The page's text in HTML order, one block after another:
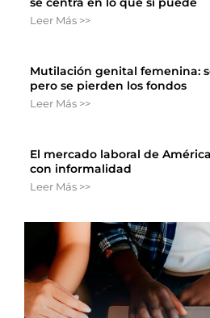
Leer Más >>
Mutilación genital femenina:
pero se pierden los fondos
Leer Más >>
El mercado laboral de
con informalidad
Leer Más >>